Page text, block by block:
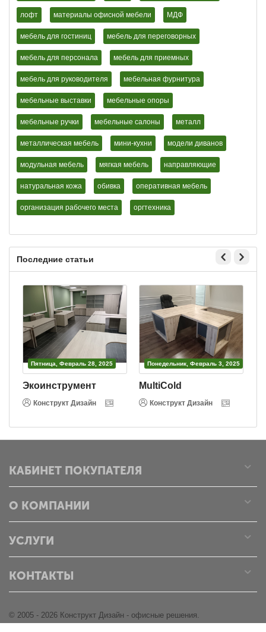
лофт материалы офисной мебели МДФ
мебель для гостиниц мебель для переговорных
мебель для персонала мебель для приемных
мебель для руководителя мебельная фурнитура
мебельные выставки мебельные опоры
мебельные ручки мебельные салоны металл
металлическая мебель мини-кухни модели диванов
модульная мебель мягкая мебель направляющие
натуральная кожа обивка оперативная мебель
организация рабочего места оргтехника
Последние статьи
Пятница, Февраль 28, 2025
Экоинструмент
Конструкт Дизайн
Понедельник, Февраль 3, 2025
MultiCold
Конструкт Дизайн
КАБИНЕТ ПОКУПАТЕЛЯ
О КОМПАНИИ
УСЛУГИ
КОНТАКТЫ
© 2005 - 2026 Конструкт Дизайн - офисные решения.